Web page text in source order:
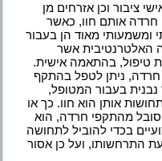
ציבור וכן אזרחים מן
חרדה אותם חוו, כאשר
מאוד הן בעבור
האלטרנטיבית אשר
טיפול, בהתאמה אישית.
ניתן לטפל בהתקף
נבנית בעבור המטופל,
אותן הוא חוו. כך או
מהתקפי חרדה, הוא
בכדי להוביל לתחושה
התרחשותו, ועל כן אסור